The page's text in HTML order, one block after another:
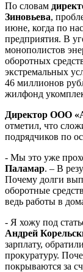
По словам
Зиновьева,
июне, когда по
предприятия. В
монополистов
оборотных
экстремальных
46 миллионов
жилфонд
Директор ООО
отметил, что
подрядчиков по
- Мы это уже
Паламар. – В
Почему долги
оборотные
ведь работы в
- Я хожу под
Андрей
зарплату,
прокуратуру.
покрываются за